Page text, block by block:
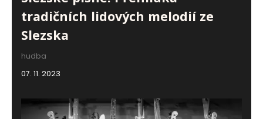
tradičních lidových melodií ze
Slezska
hudba
07. 11. 2023